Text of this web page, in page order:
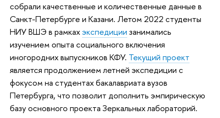
собрали качественные и количественные данные в
Санкт-Петербурге и Казани. Летом 2022 студенты
НИУ ВШЭ в рамкахэкспедиции занимались
изучением опыта социального включения
иногородних выпускников КФУ. Текущий проект
является продолжением летней экспедиции с
фокусом на студентах бакалавриата вузов
Петербурга, что позволит дополнить эмпирическую
базу основного проекта Зеркальных лабораторий.